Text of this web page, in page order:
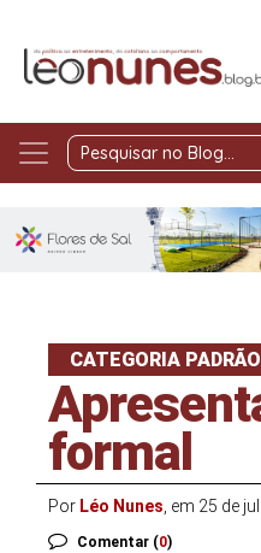
CATEGORIA PADRÃO
formal
Por Léo Nunes , em 25 de
Comentar (0)